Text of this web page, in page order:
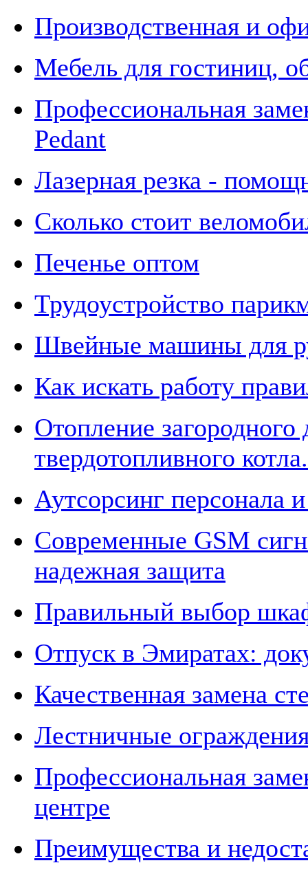
Производственная и
Мебель для гостиниц,
Профессиональная
Pedant
Лазерная резка -
Сколько стоит
Печенье оптом
Трудоустройство
Швейные машины для
Как искать работу
Отопление
твердотопливного котла.
Аутсорсинг персонала
Современные GSM
надежная защита
Правильный выбор
Отпуск в Эмиратах:
Качественная замена
Лестничные
Профессиональная
центре
Преимущества и